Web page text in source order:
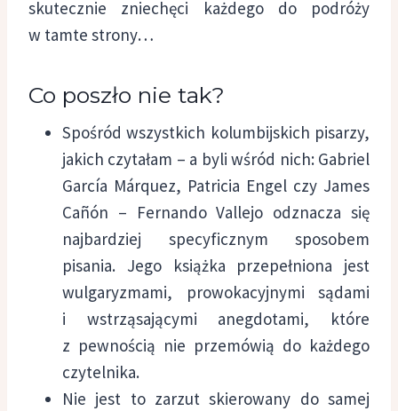
skutecznie zniechęci każdego do podróży
w tamte strony…
Co poszło nie tak?
Spośród wszystkich kolumbijskich pisarzy,
jakich czytałam – a byli wśród nich: Gabriel
García Márquez, Patricia Engel czy James
Cañón – Fernando Vallejo odznacza się
najbardziej specyficznym sposobem
pisania. Jego książka przepełniona jest
wulgaryzmami, prowokacyjnymi sądami
i wstrząsającymi anegdotami, które
z pewnością nie przemówią do każdego
czytelnika.
Nie jest to zarzut skierowany do samej